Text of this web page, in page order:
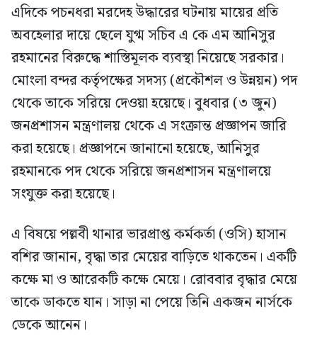
এদিকে পচনধরা মরদেহ উদ্ধারের ঘটনায় মায়ের প্রতি
অবহেলার দায়ে ছেলে যুগ্ম সচিব এ কে এম আনিসুর
রহমানের বিরুদ্ধে শাস্তিমূলক ব্যবস্থা নিয়েছে সরকার।
মোংলা বন্দর কর্তৃপক্ষের সদস্য (প্রকৌশল ও উন্নয়ন) পদ
থেকে তাকে সরিয়ে দেওয়া হয়েছে। বুধবার (৩ জুন)
জনপ্রশাসন মন্ত্রণালয় থেকে এ সংক্রান্ত প্রজ্ঞাপন জারি
করা হয়েছে। প্রজ্ঞাপনে জানানো হয়েছে, আনিসুর
রহমানকে পদ থেকে সরিয়ে জনপ্রশাসন মন্ত্রণালয়ে
সংযুক্ত করা হয়েছে।
এ বিষয়ে পল্লবী থানার ভারপ্রাপ্ত কর্মকর্তা (ওসি) হাসান
বশির জানান, বৃদ্ধা তার মেয়ের বাড়িতে থাকতেন। একটি
কক্ষে মা ও আরেকটি কক্ষে মেয়ে। রোববার বৃদ্ধার মেয়ে
তাকে ডাকতে যান। সাড়া না পেয়ে তিনি একজন নার্সকে
ডেকে আনেন।